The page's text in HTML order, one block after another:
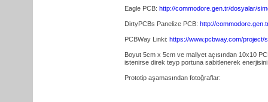
Eagle PCB: http://commodore.gen.tr/dosyalar/
DirtyPCBs Panelize PCB: http://
PCBWay Linki: https://www.pcbway.com/project/
Boyut 5cm x 5cm ve maliyet açısından 10x10
istenirse direk teyp portuna sabitlenerek
Prototip aşamasından fotoğraflar: